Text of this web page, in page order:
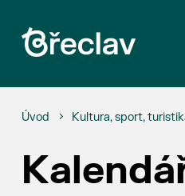
Úvod Kultura, sport,